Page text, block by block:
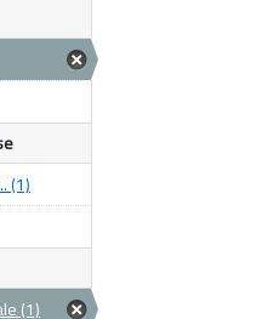
(1)
(1)